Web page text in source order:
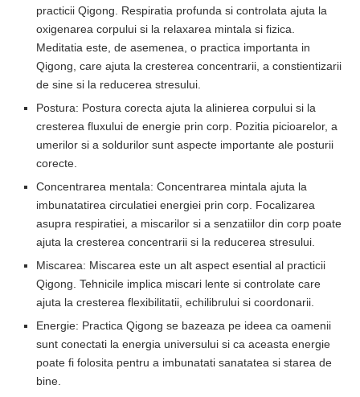
practicii Qigong. Respiratia profunda si controlata ajuta la
oxigenarea corpului si la relaxarea mintala si fizica.
Meditatia este, de asemenea, o practica importanta in
Qigong, care ajuta la cresterea concentrarii, a constientizarii
de sine si la reducerea stresului.
Postura: Postura corecta ajuta la alinierea corpului si la
cresterea fluxului de energie prin corp. Pozitia picioarelor, a
umerilor si a soldurilor sunt aspecte importante ale posturii
corecte.
Concentrarea mentala: Concentrarea mintala ajuta la
imbunatatirea circulatiei energiei prin corp. Focalizarea
asupra respiratiei, a miscarilor si a senzatiilor din corp poate
ajuta la cresterea concentrarii si la reducerea stresului.
Miscarea: Miscarea este un alt aspect esential al practicii
Qigong. Tehnicile implica miscari lente si controlate care
ajuta la cresterea flexibilitatii, echilibrului si coordonarii.
Energie: Practica Qigong se bazeaza pe ideea ca oamenii
sunt conectati la energia universului si ca aceasta energie
poate fi folosita pentru a imbunatati sanatatea si starea de
bine.